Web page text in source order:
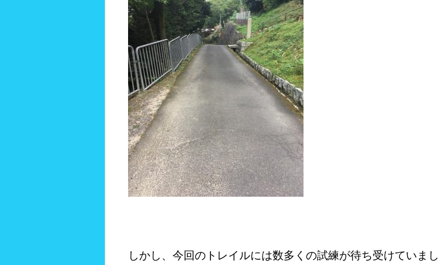
しかし、今回のトレイルには数多くの試練が待ち受けていまし